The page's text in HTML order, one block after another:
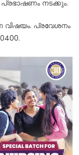
നടക്കും.
വിഷയം. പ്രവേശനം